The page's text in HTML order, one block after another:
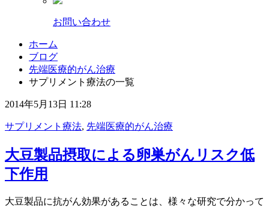
お問い合わせ
ホーム
ブログ
先端医療的がん治療
サプリメント療法の一覧
2014年5月13日 11:28
サプリメント療法, 先端医療的がん治療
大豆製品摂取による卵巣がんリスク低
下作用
大豆製品に抗がん効果があることは、様々な研究で分かって